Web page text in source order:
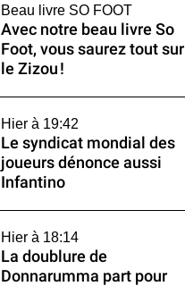
Beau livre SO FOOT
Avec notre beau livre So
Foot, vous saurez tout sur
le Zizou !
Hier à 19:42
Le syndicat mondial des
joueurs dénonce aussi
Infantino
Hier à 18:14
La doublure de
Donnarumma part pour